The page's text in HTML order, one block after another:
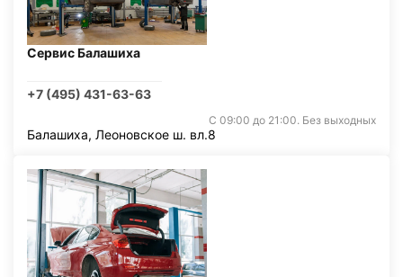
Сервис Балашиха
+7 (495) 431-63-63
С 09:00 до 21:00. Без выходных
Балашиха, Леоновское ш. вл.8